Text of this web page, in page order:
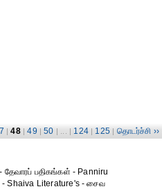
| 48 | 49 | 50 | ... | 124 | 125 | தொடர்ச்சி ››
- தேவாரப் பதிகங்கள் - Panniru
- Shaiva Literature's - சைவ